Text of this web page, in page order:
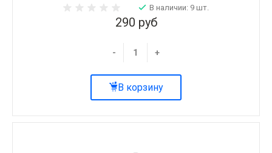
В наличии: 9 шт.
290 руб
- +
В корзину